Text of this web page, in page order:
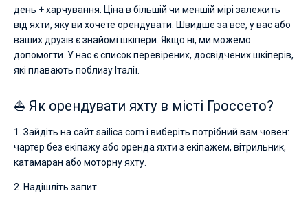
день + харчування. Ціна в більшій чи меншій мірі залежить
від яхти, яку ви хочете орендувати. Швидше за все, у вас або
ваших друзів є знайомі шкіпери. Якщо ні, ми можемо
допомогти. У нас є список перевірених, досвідчених шкіперів,
які плавають поблизу Італії.
⛵ Як орендувати яхту в місті Гроссето?
1. Зайдіть на сайт sailica.com і виберіть потрібний вам човен:
чартер без екіпажу або оренда яхти з екіпажем, вітрильник,
катамаран або моторну яхту.
2. Надішліть запит.